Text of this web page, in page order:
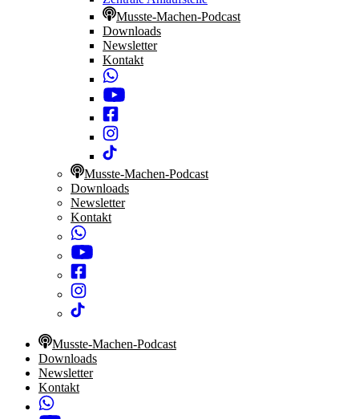
Musste-Machen-Podcast
Downloads
Newsletter
Kontakt
Musste-Machen-Podcast
Downloads
Newsletter
Kontakt
Musste-Machen-Podcast
Downloads
Newsletter
Kontakt